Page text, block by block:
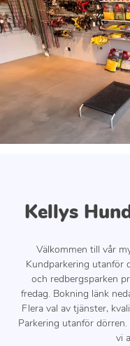
Kellys
Välkommen till vår
Kundparkering utanför
och redbergsparken
fredag. Bokning länk
Flera val av tjänster,
Parkering utanför
vi